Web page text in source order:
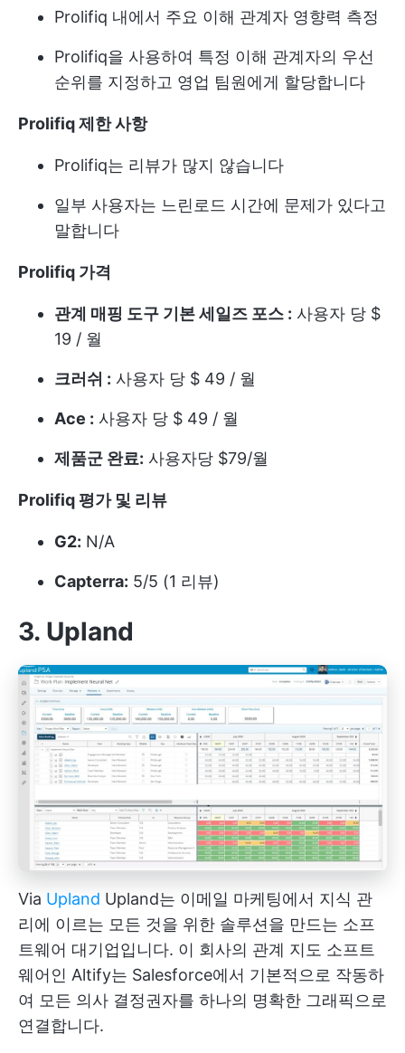
Prolifiq 내에서 주요 이해 관계자 영향력 측정
Prolifiq을 사용하여 특정 이해 관계자의 우선
순위를 지정하고 영업 팀원에게 할당합니다
Prolifiq 제한 사항
Prolifiq는 리뷰가 많지 않습니다
일부 사용자는 느린로드 시간에 문제가 있다고
말합니다
Prolifiq 가격
관계 매핑 도구 기본세일즈 포스 : 사용자 당 $
19 / 월
크러쉬 : 사용자 당 $ 49 / 월
Ace : 사용자 당 $ 49 / 월
제품군 완료: 사용자당 $79/월
Prolifiq 평가 및 리뷰
G2: N/A
Capterra: 5/5 (1 리뷰)
3. Upland
Via Upland Upland는 이메일 마케팅에서 지식 관
리에 이르는 모든 것을 위한 솔루션을 만드는 소프
트웨어 대기업입니다. 이 회사의 관계 지도 소프트
웨어인 Altify는 Salesforce에서 기본적으로 작동하
여 모든 의사 결정권자를 하나의 명확한 그래픽으로
연결합니다.